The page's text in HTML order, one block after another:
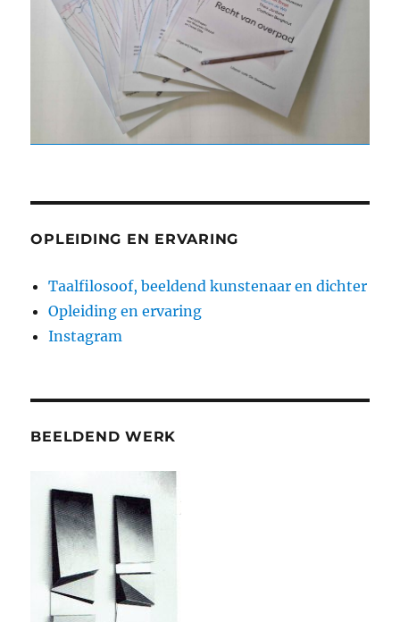
OPLEIDING EN ERVARING
Taalfilosoof, beeldend kunstenaar en dichter
Opleiding en ervaring
Instagram
BEELDEND WERK